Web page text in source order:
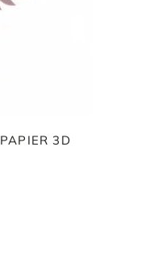
3D